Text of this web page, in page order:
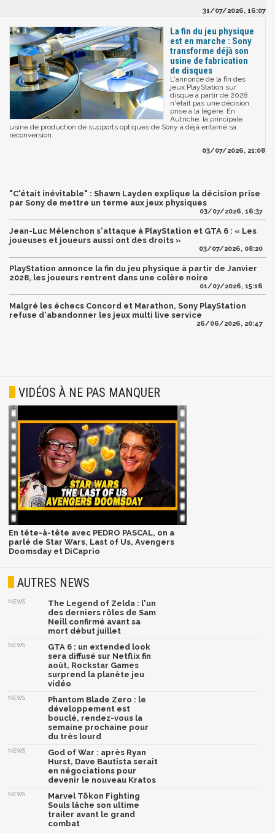
31/07/2026, 16:07
La fin du jeu physique
est en marche : Sony
transforme déjà son
usine de fabrication
de disques
L'annonce de la fin des
jeux PlayStation sur
disque à partir de 2028
n'était pas une décision
prise à la légère. En
Autriche, la principale
usine de production de supports optiques de Sony a déjà entamé sa
reconversion.
03/07/2026, 21:08
"C'était inévitable" : Shawn Layden explique la décision prise
par Sony de mettre un terme aux jeux physiques
03/07/2026, 16:37
Jean-Luc Mélenchon s'attaque à PlayStation et GTA 6 : « Les
joueuses et joueurs aussi ont des droits »
03/07/2026, 08:20
PlayStation annonce la fin du jeu physique à partir de Janvier
2028, les joueurs rentrent dans une colère noire
01/07/2026, 15:16
Malgré les échecs Concord et Marathon, Sony PlayStation
refuse d'abandonner les jeux multi live service
26/06/2026, 20:47
VIDÉOS À NE PAS MANQUER
En tête-à-tête avec PEDRO PASCAL, on a
parlé de Star Wars, Last of Us, Avengers
Doomsday et DiCaprio
AUTRES NEWS
NEWS
The Legend of Zelda : l'un
des derniers rôles de Sam
Neill confirmé avant sa
mort début juillet
NEWS
GTA 6 : un extended look
sera diffusé sur Netflix fin
août, Rockstar Games
surprend la planète jeu
vidéo
NEWS
Phantom Blade Zero : le
développement est
bouclé, rendez-vous la
semaine prochaine pour
du très lourd
NEWS
God of War : après Ryan
Hurst, Dave Bautista serait
en négociations pour
devenir le nouveau Kratos
NEWS
Marvel Tōkon Fighting
Souls lâche son ultime
trailer avant le grand
combat